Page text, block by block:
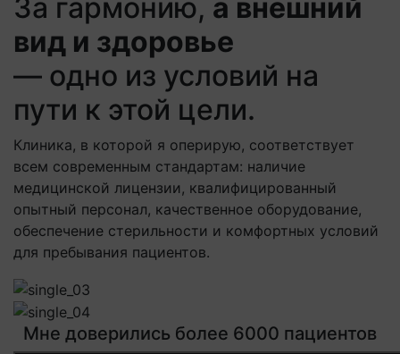
За гармонию, а внешний
вид и здоровье
— одно из условий на
пути к этой цели.
Клиника, в которой я оперирую, соответствует
всем современным стандартам: наличие
медицинской лицензии, квалифицированный
опытный персонал, качественное оборудование,
обеспечение стерильности и комфортных условий
для пребывания пациентов.
Мне доверились более 6000 пациентов